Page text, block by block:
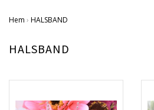
Hem › HALSBAND
HALSBAND